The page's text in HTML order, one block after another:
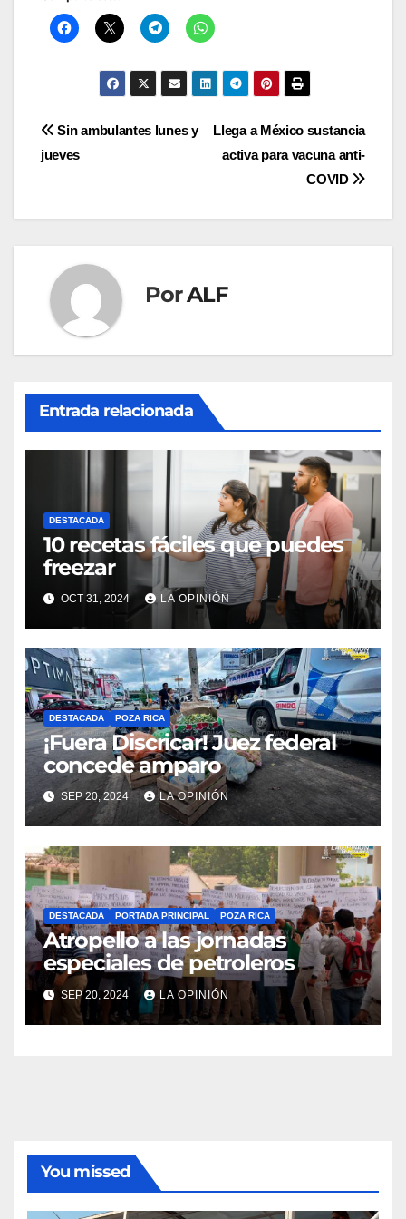
Navegación
de
entradas
Llega a México sustancia
activa para vacuna anti-
COVID
Sin ambulantes lunes y
jueves
PorALF
Entrada relacionada
DESTACADA
10 recetas fáciles que puedes
freezar
OCT 31, 2024 LA OPINIÓN
DESTACADA POZA RICA
¡Fuera Discricar! Juez federal
concede amparo
SEP 20, 2024 LA OPINIÓN
DESTACADA PORTADA PRINCIPAL POZA RICA
Atropello a las jornadas
especiales de petroleros
SEP 20, 2024 LA OPINIÓN
You missed